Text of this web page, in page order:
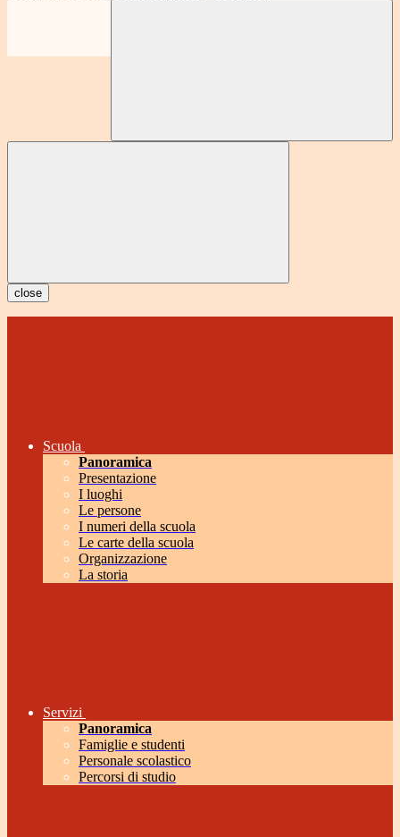
close
Scuola
Panoramica
Presentazione
I luoghi
Le persone
I numeri della scuola
Le carte della scuola
Organizzazione
La storia
Servizi
Panoramica
Famiglie e studenti
Personale scolastico
Percorsi di studio